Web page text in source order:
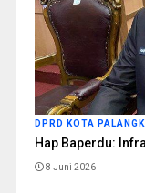
DPRD KOTA
Hap Baperdu:
8 Juni 2026